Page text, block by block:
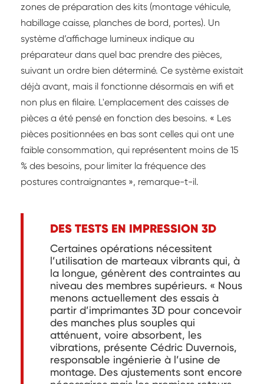
zones de préparation des kits (montage véhicule,
habillage caisse, planches de bord, portes). Un
système d’affichage lumineux indique au
préparateur dans quel bac prendre des pièces,
suivant un ordre bien déterminé. Ce système existait
déjà avant, mais il fonctionne désormais en wifi et
non plus en filaire. L'emplacement des caisses de
pièces a été pensé en fonction des besoins. « Les
pièces positionnées en bas sont celles qui ont une
faible consommation, qui représentent moins de 15
% des besoins, pour limiter la fréquence des
postures contraignantes », remarque-t-il.
DES TESTS EN IMPRESSION 3D
Certaines opérations nécessitent
l’utilisation de marteaux vibrants qui, à
la longue, génèrent des contraintes au
niveau des membres supérieurs. « Nous
menons actuellement des essais à
partir d’imprimantes 3D pour concevoir
des manches plus souples qui
atténuent, voire absorbent, les
vibrations, présente Cédric Duvernois,
responsable ingénierie à l’usine de
montage. Des ajustements sont encore